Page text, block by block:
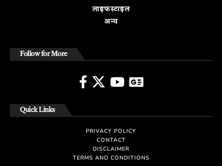
लाइफस्टाइल
अन्य
Follow for More
Quick Links
PRIVACY POLICY
CONTACT
DISCLAIMER
TERMS AND CONDITIONS